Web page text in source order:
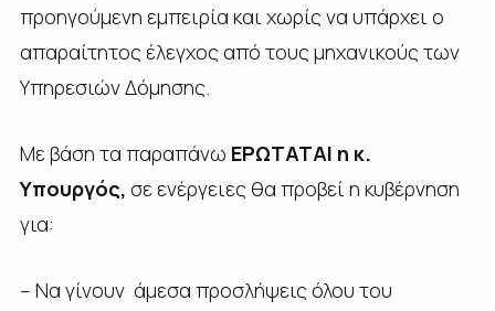
προηγούμενη εμπειρία και χωρίς να υπάρχει ο
απαραίτητος έλεγχος από τους μηχανικούς των
Υπηρεσιών Δόμησης.
Με βάση τα παραπάνω ΕΡΩΤΑΤΑΙ η κ.
Υπουργός, σε ενέργειες θα προβεί η κυβέρνηση
για:
– Να γίνουν άμεσα προσλήψεις όλου του